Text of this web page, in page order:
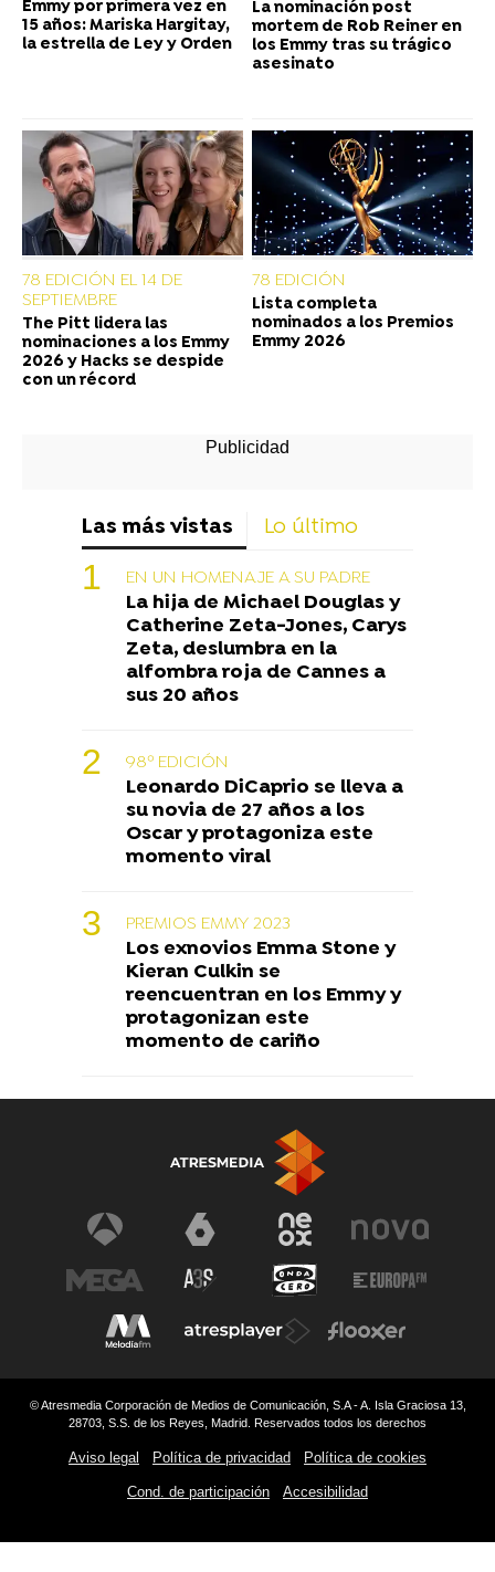
Emmy por primera vez en
15 años: Mariska Hargitay,
la estrella de Ley y Orden
La nominación post
mortem de Rob Reiner en
los Emmy tras su trágico
asesinato
78 EDICIÓN EL 14 DE
SEPTIEMBRE
The Pitt lidera las
nominaciones a los Emmy
2026 y Hacks se despide
con un récord
78 EDICIÓN
Lista completa
nominados a los Premios
Emmy 2026
Las más vistas Lo último
EN UN HOMENAJE A SU PADRE
La hija de Michael Douglas y
Catherine Zeta-Jones, Carys
Zeta, deslumbra en la
alfombra roja de Cannes a
sus 20 años
98º EDICIÓN
Leonardo DiCaprio se lleva a
su novia de 27 años a los
Oscar y protagoniza este
momento viral
PREMIOS EMMY 2023
Los exnovios Emma Stone y
Kieran Culkin se
reencuentran en los Emmy y
protagonizan este
momento de cariño
© Atresmedia Corporación de Medios de Comunicación, S.A - A. Isla Graciosa 13,
28703, S.S. de los Reyes, Madrid. Reservados todos los derechos
Aviso legal Política de privacidad Política de cookies
Cond. de participación Accesibilidad